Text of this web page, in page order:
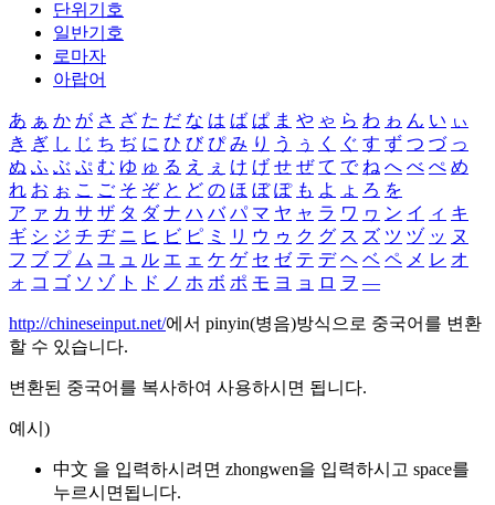
단위기호
일반기호
로마자
아랍어
あ ぁ か が さ ざ た だ な は ば ぱ ま や ゃ ら わ ゎ ん い ぃ
き ぎ し じ ち ぢ に ひ び ぴ み り う ぅ く ぐ す ず つ づ っ
ぬ ふ ぶ ぷ む ゆ ゅ る え ぇ け げ せ ぜ て で ね へ べ ぺ め
れ お ぉ こ ご そ ぞ と ど の ほ ぼ ぽ も よ ょ ろ を
ア ァ カ サ ザ タ ダ ナ ハ バ パ マ ヤ ャ ラ ワ ヮ ン イ ィ キ
ギ シ ジ チ ヂ ニ ヒ ビ ピ ミ リ ウ ゥ ク グ ス ズ ツ ヅ ッ ヌ
フ ブ プ ム ユ ュ ル エ ェ ケ ゲ セ ゼ テ デ ヘ ベ ペ メ レ オ
ォ コ ゴ ソ ゾ ト ド ノ ホ ボ ポ モ ヨ ョ ロ ヲ ―
http://chineseinput.net/에서 pinyin(병음)방식으로 중국어를 변환
할 수 있습니다.
변환된 중국어를 복사하여 사용하시면 됩니다.
예시)
中文 을 입력하시려면 zhongwen을 입력하시고 space를
누르시면됩니다.